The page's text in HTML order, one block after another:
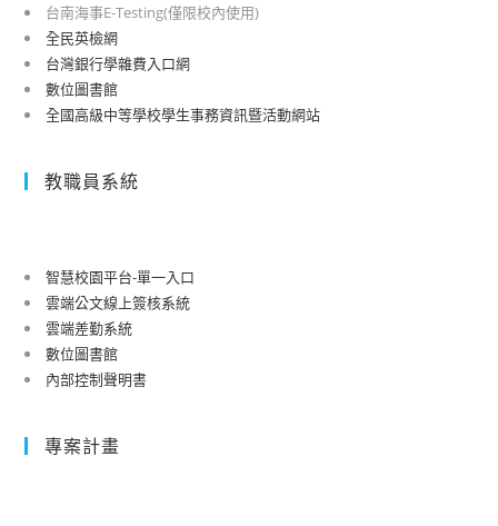
台南海事E-Testing(僅限校內使用)
全民英檢網
台灣銀行學雜費入口網
數位圖書館
全國高級中等學校學生事務資訊暨活動網站
教職員系統
智慧校園平台-單一入口
雲端公文線上簽核系統
雲端差勤系統
數位圖書館
內部控制聲明書
專案計畫